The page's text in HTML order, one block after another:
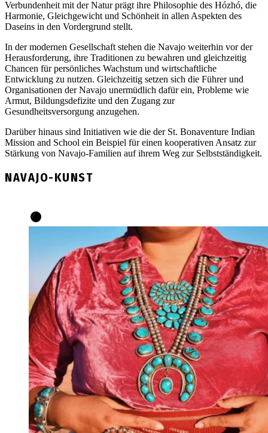
Verbundenheit mit der Natur prägt ihre Philosophie des Hózhó, die
Harmonie, Gleichgewicht und Schönheit in allen Aspekten des
Daseins in den Vordergrund stellt.
In der modernen Gesellschaft stehen die Navajo weiterhin vor der
Herausforderung, ihre Traditionen zu bewahren und gleichzeitig
Chancen für persönliches Wachstum und wirtschaftliche
Entwicklung zu nutzen. Gleichzeitig setzen sich die Führer und
Organisationen der Navajo unermüdlich dafür ein, Probleme wie
Armut, Bildungsdefizite und den Zugang zur
Gesundheitsversorgung anzugehen.
Darüber hinaus sind Initiativen wie die der St. Bonaventure Indian
Mission and School ein Beispiel für einen kooperativen Ansatz zur
Stärkung von Navajo-Familien auf ihrem Weg zur Selbstständigkeit.
NAVAJO-KUNST